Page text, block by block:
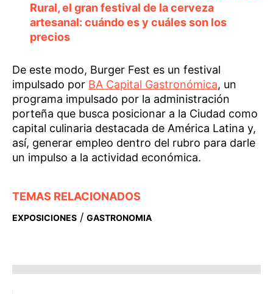
Rural, el gran festival de la cerveza
artesanal: cuándo es y cuáles son los
precios
De este modo, Burger Fest es un festival
impulsado por BA Capital Gastronómica, un
programa impulsado por la administración
porteña que busca posicionar a la Ciudad como
capital culinaria destacada de América Latina y,
así, generar empleo dentro del rubro para darle
un impulso a la actividad económica.
TEMAS RELACIONADOS
EXPOSICIONES / GASTRONOMIA